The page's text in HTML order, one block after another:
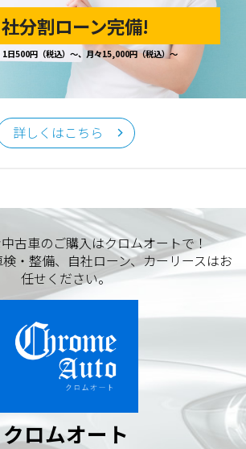
当窓口
取扱い」に関するお問い合わせは、下記
北区屯田町740
FAX／011-790-6818
分割ローン完備!
1日500円（税込）～、月々15,000円（税込）～
詳しくはこちら
古車のご購入はクロムオートで！
・整備、自社ローン、カーリースはお
任せください。
クロムオート